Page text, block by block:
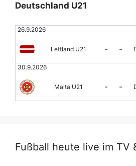
Deutschland U21
26.9.2026
Lettland U21 - -
30.9.2026
Malta U21 - -
Fußball heute live im TV